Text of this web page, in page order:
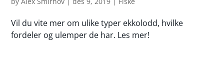
Vil du vite mer om ulike typer ekkolodd, hvilke
fordeler og ulemper de har. Les mer!